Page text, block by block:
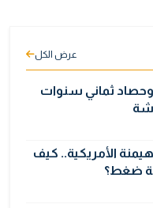
عرض الكل
وحصاد ثماني سنوات
الأمريكية.. كيف
ضغط؟